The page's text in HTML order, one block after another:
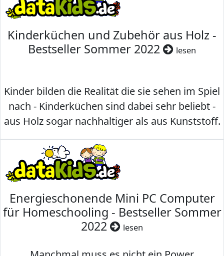
Kinderküchen und Zubehör aus Holz -
Bestseller Sommer 2022
lesen
Kinder bilden die Realität die sie sehen im Spiel
nach - Kinderküchen sind dabei sehr beliebt -
aus Holz sogar nachhaltiger als aus Kunststoff.
Energieschonende Mini PC Computer
für Homeschooling - Bestseller Sommer
2022
lesen